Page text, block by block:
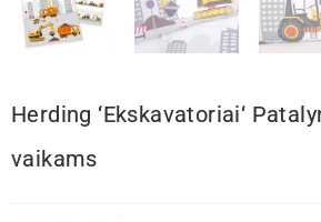
Herding ‘Ekskavatoriai‘
vaikams